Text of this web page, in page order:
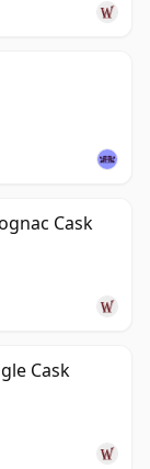
Cask
Cask